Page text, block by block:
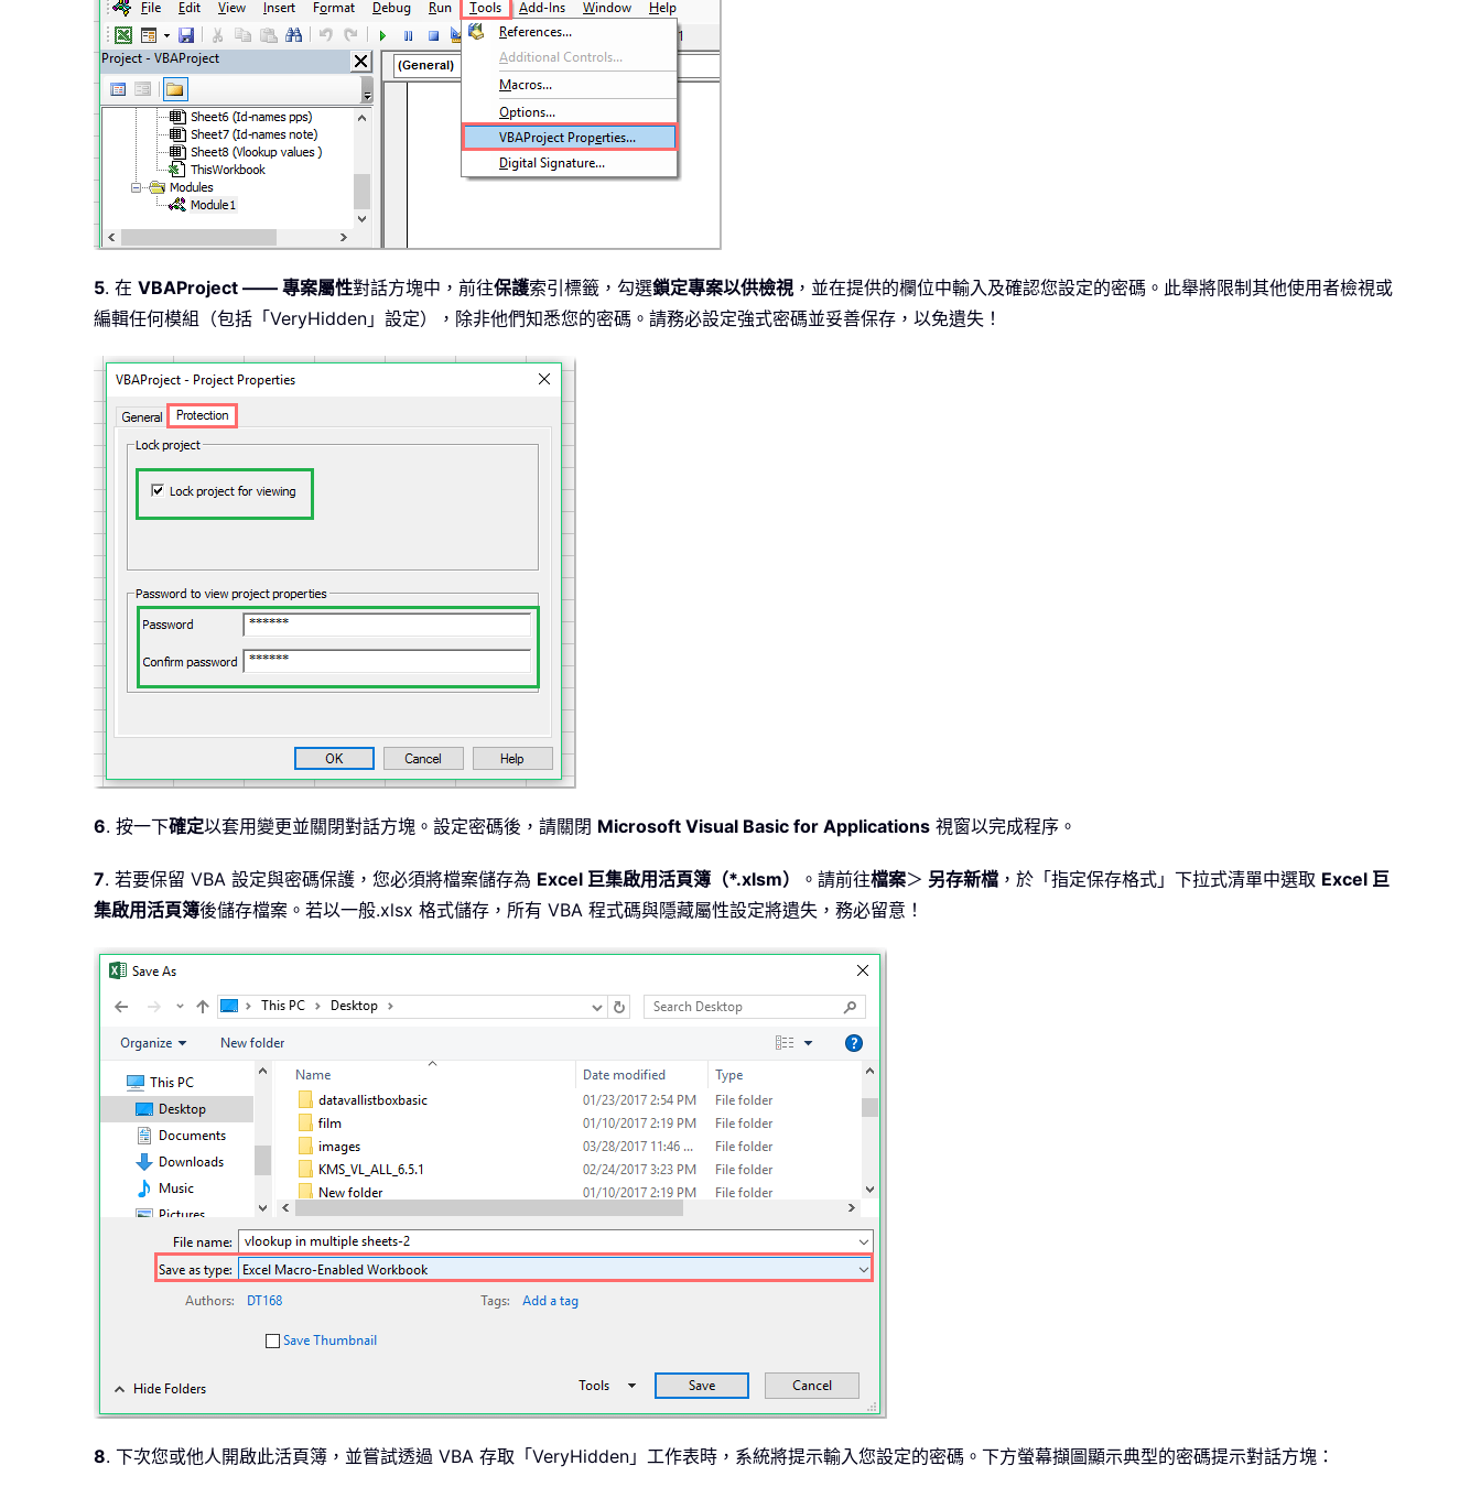
5. 在 VBAProject —— 專案屬性對話方塊中，前往保護索引標籤，勾選鎖定專案以供檢視 ，並在提供的欄位中輸入及確認您設定的密碼。此舉將限制其他使用者檢視或
編輯任何模組（包括「VeryHidden」設定），除非他們知悉您的密碼。請務必設定強式密碼並妥善保存，以免遺失！
6. 按一下確定以套用變更並關閉對話方塊。設定密碼後，請關閉 Microsoft Visual Basic for Applications 視窗以完成程序。
7. 若要保留 VBA 設定與密碼保護，您必須將檔案儲存為 Excel 巨集啟用活頁簿（*.xlsm） 。請前往檔案＞ 另存新檔 ，於「指定保存格式」下拉式清單中選取 Excel 巨
集啟用活頁簿後儲存檔案。若以一般.xlsx 格式儲存，所有 VBA 程式碼與隱藏屬性設定將遺失，務必留意！
8. 下次您或他人開啟此活頁簿，並嘗試透過 VBA 存取「VeryHidden」工作表時，系統將提示輸入您設定的密碼。下方螢幕擷圖顯示典型的密碼提示對話方塊：